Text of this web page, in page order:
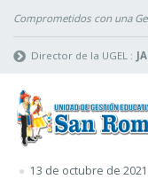
Comprometidos con una
Director de la UGEL :
13 de octubre de 2021